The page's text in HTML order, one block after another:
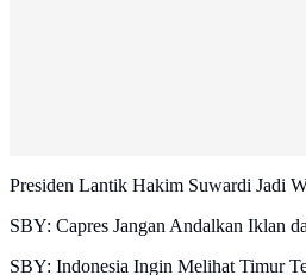
Presiden Lantik Hakim Suwardi Jadi
SBY: Capres Jangan Andalkan Iklan
SBY: Indonesia Ingin Melihat Timur